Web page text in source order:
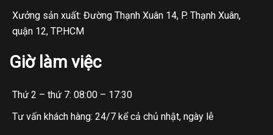
Xưởng sản xuất: Đường Thạnh Xuân 14, P. Thạnh Xuân,
quận 12, TP.HCM
Giờ làm việc
Thứ 2 – thứ 7: 08:00 – 17:30
Tư vấn khách hàng: 24/7 kể cả chủ nhật, ngày lễ